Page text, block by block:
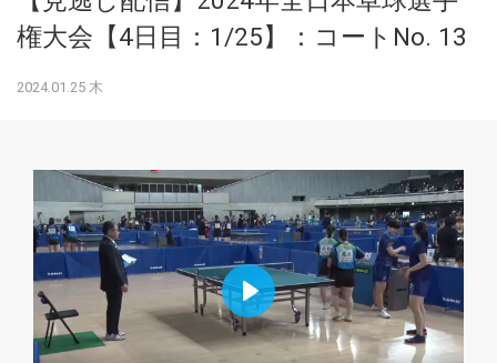
権大会【4日目：1/25】：コートNo. 13
2024.01.25 木
Play